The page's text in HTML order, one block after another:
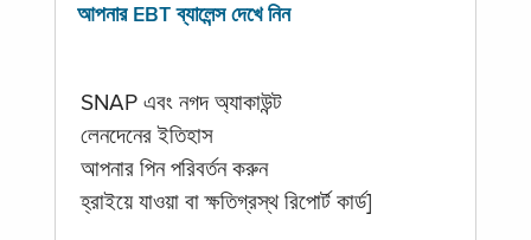
আপনার EBT ব্যালেন্স দেখে নিন
SNAP এবং নগদ অ্যাকাউন্ট
লেনদেনের ইতিহাস
আপনার পিন পরিবর্তন করুন
হ্রাইয়ে যাওয়া বা ক্ষতিগ্রস্থ রিপোর্ট কার্ড]